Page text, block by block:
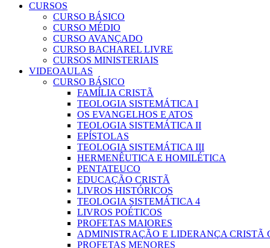
CURSOS
CURSO BÁSICO
CURSO MÉDIO
CURSO AVANÇADO
CURSO BACHAREL LIVRE
CURSOS MINISTERIAIS
VIDEOAULAS
CURSO BÁSICO
FAMÍLIA CRISTÃ
TEOLOGIA SISTEMÁTICA I
OS EVANGELHOS E ATOS
TEOLOGIA SISTEMÁTICA II
EPÍSTOLAS
TEOLOGIA SISTEMÁTICA III
HERMENÊUTICA E HOMILÉTICA
PENTATEUCO
EDUCAÇÃO CRISTÃ
LIVROS HISTÓRICOS
TEOLOGIA SISTEMÁTICA 4
LIVROS POÉTICOS
PROFETAS MAIORES
ADMINISTRAÇÃO E LIDERANÇA CRISTÃ
PROFETAS MENORES